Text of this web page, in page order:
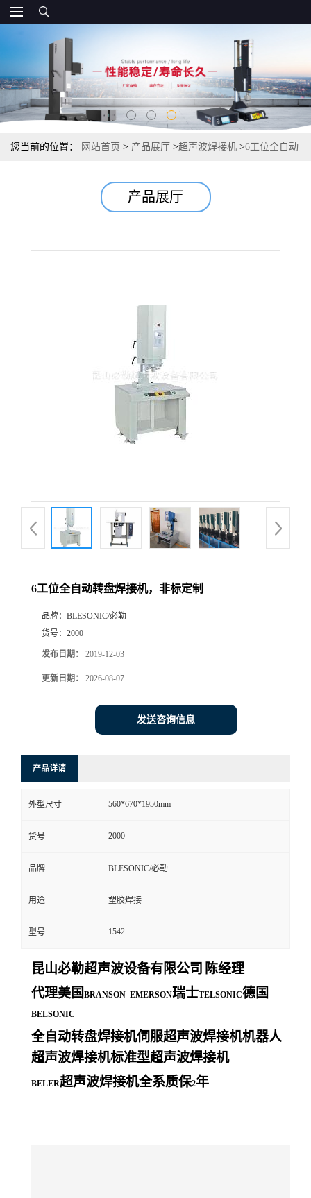
您当前的位置： 网站首页 > 产品展厅 >超声波焊接机 >6工位全自动
产品展厅
6工位全自动转盘焊接机，非标定制
品牌： BLESONIC/必勒
货号： 2000
发布日期： 2019-12-03
更新日期： 2026-08-07
发送咨询信息
产品详请
外型尺寸 560*670*1950mm
货号 2000
品牌 BLESONIC/必勒
用途 塑胶焊接
型号 1542
昆山必勒超声波设备有限公司 陈经理
代理美国 BRANSON EMERSON瑞士TELSONIC德国
BELSONIC
全自动转盘焊接机伺服超声波焊接机机器人
超声波焊接机标准型超声波焊接机
BELER超声波焊接机全系质保2年